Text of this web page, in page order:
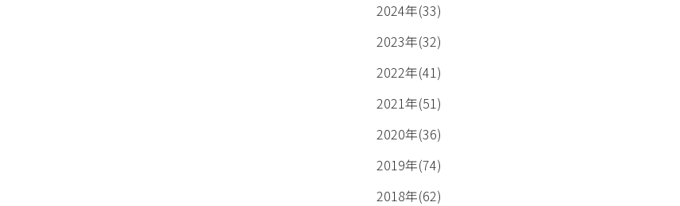
2024年(33)
2023年(32)
2022年(41)
2021年(51)
2020年(36)
2019年(74)
2018年(62)